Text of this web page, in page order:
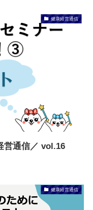
健康経営通信
営通信／ vol.16
健康経営通信